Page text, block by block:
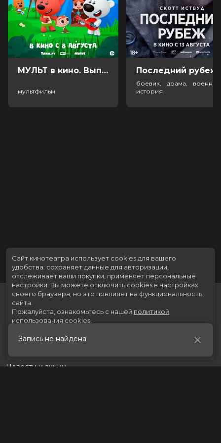
МУЛЬТ в кино. Выпуск №198. Некогда скучать (0+)
мультфильм
боевик, драма,
история
Запись не найдена
Скоро в кино
Новости и акции
Сайт кинотеатра использует cookies для вашего
удобства: сохраняет данные для авторизации,
отслеживает ваши покупки, применяет персональные
настройки. Вы можете отключить cookies в настройках
своего браузера, но это повлияет на функциональность
сайта.
Пожалуйста, ознакомьтесь с нашей политикой
использования cookies